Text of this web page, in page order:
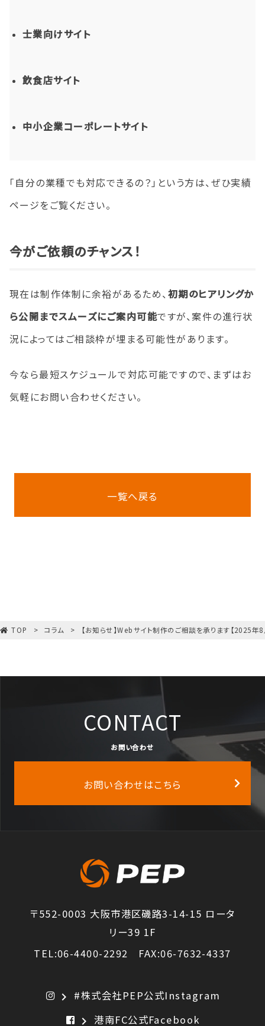
士業向けサイト
飲食店サイト
中小企業コーポレートサイト
「自分の業種でも対応できるの？」という方は、ぜひ実績
ページをご覧ください。
今がご依頼のチャンス！
現在は制作体制に余裕があるため、初期のヒアリングか
ら公開までスムーズにご案内可能ですが、案件の進行状
況によってはご相談枠が埋まる可能性があります。
今なら最短スケジュールで対応可能ですので、まずはお
気軽にお問い合わせください。
一覧へ戻る
TOP コラム 【お知らせ】Webサイト制作のご相談を承ります【2025年8
CONTACT
お問い合わせ
お問い合わせはこちら
〒552-0003 大阪市港区磯路3-14-15 ロータ
リー39 1F
TEL:06-4400-2292 FAX:06-7632-4337
chevron_right #株式会社PEP公式Instagram
chevron_right 港南FC公式Facebook